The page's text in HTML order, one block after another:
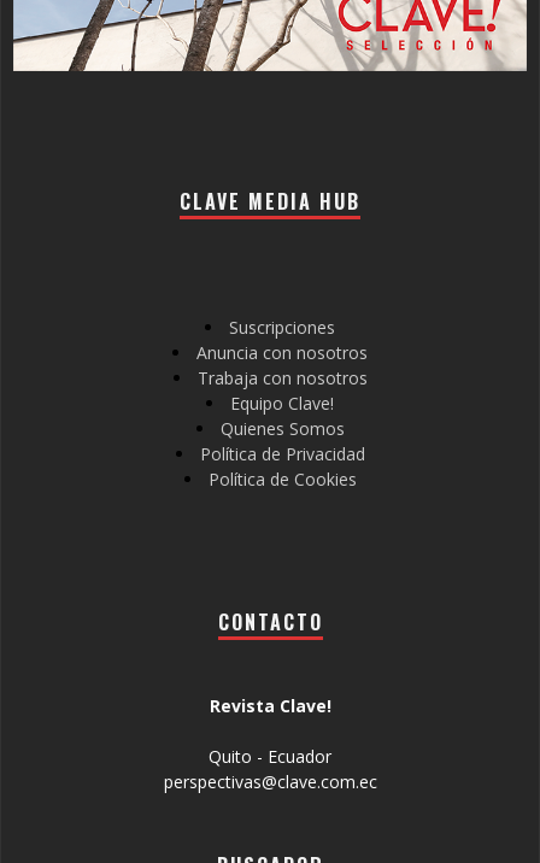
CLAVE MEDIA HUB
Suscripciones
Anuncia con nosotros
Trabaja con nosotros
Equipo Clave!
Quienes Somos
Política de Privacidad
Política de Cookies
CONTACTO
Revista Clave!
Quito - Ecuador
perspectivas@clave.com.ec